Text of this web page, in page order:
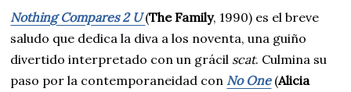
Nothing Compares 2 U (The Family, 1990) es el breve
saludo que dedica la diva a los noventa, una guiño
divertido interpretado con un grácil scat. Culmina su
paso por la contemporaneidad con No One(Alicia